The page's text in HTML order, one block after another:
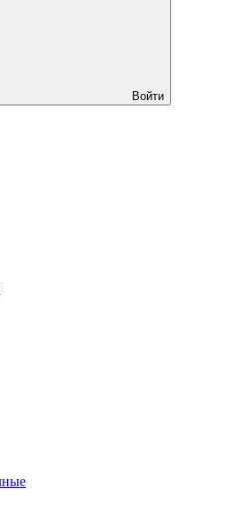
Войти